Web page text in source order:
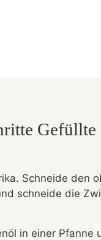
Schneide den
schneide die
in einer